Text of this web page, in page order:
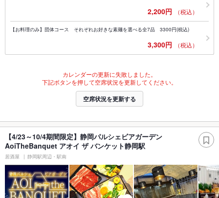
2,200円 （税込）
【お料理のみ】団体コース それぞれお好きな素麺を選べる全7品 3300円(税込)
3,300円 （税込）
カレンダーの更新に失敗しました。
下記ボタンを押して空席状況を更新してください。
空席状況を更新する
【4/23～10/4期間限定】静岡パルシェビアガーデン
AoiTheBanquet アオイ ザ バンケット静岡駅
居酒屋 静岡駅周辺・駅南